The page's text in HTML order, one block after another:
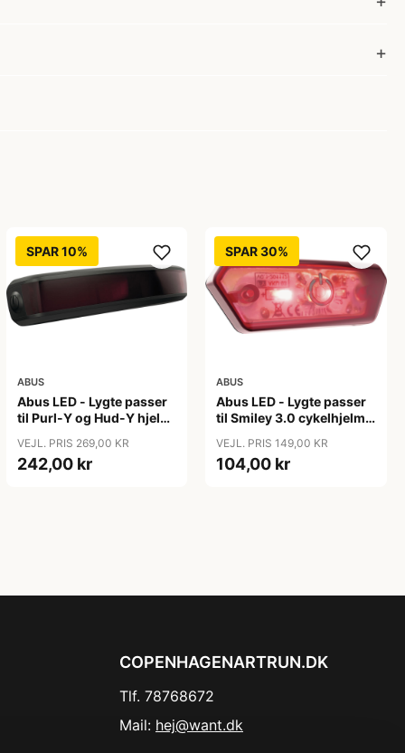
SPAR 10%
ABUS
Abus LED - Lygte passer
til Purl-Y og Hud-Y hjelm
VEJL. PRIS 269,00 KR
242,00 kr
SPAR 30%
ABUS
Abus LED - Lygte passer
til Smiley 3.0 cykelhjelm -
VEJL. PRIS 149,00 KR
104,00 kr
COPENHAGENARTRUN.DK
Tlf. 78768672
Mail: hej@want.dk